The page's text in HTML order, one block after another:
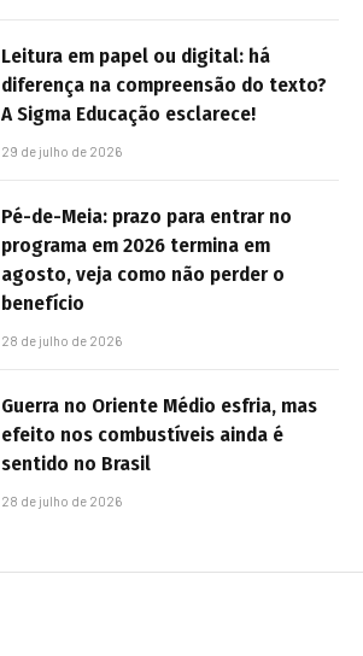
Leitura em papel ou digital: há
diferença na compreensão do texto?
A Sigma Educação esclarece!
29 de julho de 2026
Pé-de-Meia: prazo para entrar no
programa em 2026 termina em
agosto, veja como não perder o
benefício
28 de julho de 2026
Guerra no Oriente Médio esfria, mas
efeito nos combustíveis ainda é
sentido no Brasil
28 de julho de 2026